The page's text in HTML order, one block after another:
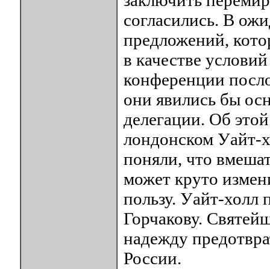
согласились. В
предложений,
в качестве
конференции
они явились бы
делегации. Об
лондонском Уайт-
поняли, что
может круто
пользу. Уайт-холл
Горчакову.
надежду
России.